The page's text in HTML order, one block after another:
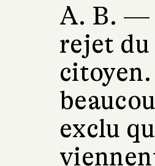
A. B. —
rejet du
exclu